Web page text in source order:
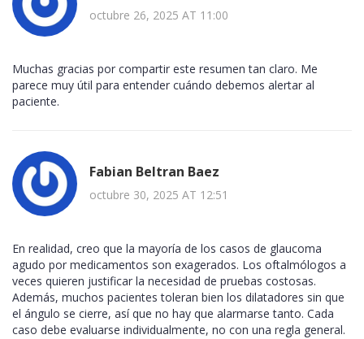
octubre 26, 2025 AT 11:00
Muchas gracias por compartir este resumen tan claro. Me
parece muy útil para entender cuándo debemos alertar al
paciente.
Fabian Beltran Baez
octubre 30, 2025 AT 12:51
En realidad, creo que la mayoría de los casos de glaucoma
agudo por medicamentos son exagerados. Los oftalmólogos a
veces quieren justificar la necesidad de pruebas costosas.
Además, muchos pacientes toleran bien los dilatadores sin que
el ángulo se cierre, así que no hay que alarmarse tanto. Cada
caso debe evaluarse individualmente, no con una regla general.